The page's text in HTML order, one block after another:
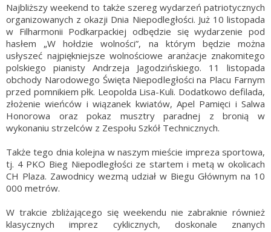
Najbliższy weekend to także szereg wydarzeń patriotycznych
organizowanych z okazji Dnia Niepodległości. Już 10 listopada
w Filharmonii Podkarpackiej odbędzie się wydarzenie pod
hasłem „W hołdzie wolności”, na którym będzie można
usłyszeć najpiękniejsze wolnościowe aranżacje znakomitego
polskiego pianisty Andrzeja Jagodzińskiego. 11 listopada
obchody Narodowego Święta Niepodległości na Placu Farnym
przed pomnikiem płk. Leopolda Lisa-Kuli. Dodatkowo defilada,
złożenie wieńców i wiązanek kwiatów, Apel Pamięci i Salwa
Honorowa oraz pokaz musztry paradnej z bronią w
wykonaniu strzelców z Zespołu Szkół Technicznych.
Także tego dnia kolejna w naszym mieście impreza sportowa,
tj. 4 PKO Bieg Niepodległości ze startem i metą w okolicach
CH Plaza. Zawodnicy wezmą udział w Biegu Głównym na 10
000 metrów.
W trakcie zbliżającego się weekendu nie zabraknie również
klasycznych imprez cyklicznych, doskonale znanych